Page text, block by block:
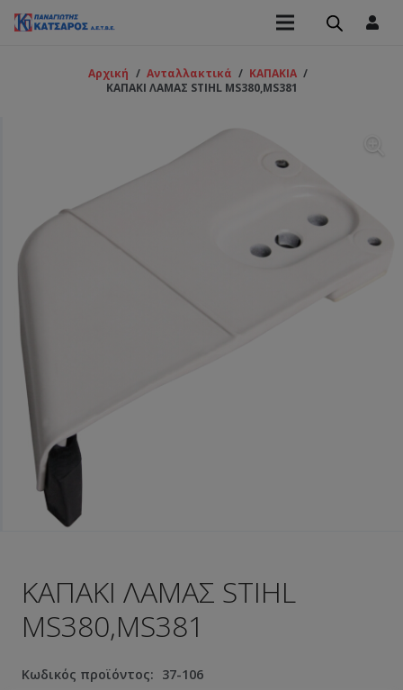
Αρχική / Ανταλλακτικά / ΚΑΠΑΚΙΑ /
ΚΑΠΑΚΙ ΛΑΜΑΣ STIHL MS380,MS381
ΚΑΠΑΚΙ ΛΑΜΑΣ STIHL
MS380,MS381
Κωδικός προϊόντος: 37-106